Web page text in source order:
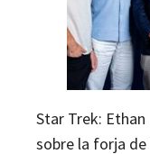
Star Trek: Ethan
sobre la forja